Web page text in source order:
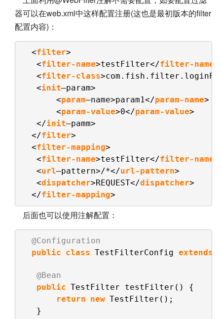
器可以在web.xml中这样配置注册(这也是最初版本的filter
配置内容)：
<filter>
<filter-name>testFilter</filter-name
<filter-class
<init—param>
<param—name>param1</param-name
<param-value>0</param-value>
</init—pamm>
</filter>
<filter-mapping>
<filter-name>testFilter</filter-name
<url—pattern>/*</url-pattern>
<dispatcher>REQUEST</dispatcher>    //
</filter-mapping>
后面也可以使用注解配置：
@Configuration
public class TestFilterConfig extends
@Bean
public TestFilter testFilter() {
return new TestFilter();
}